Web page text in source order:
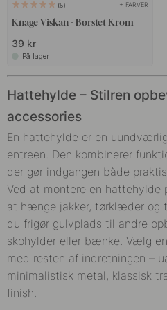
5 + FARVER
Knage Viskan - Børstet Krom
39 kr
På lager
Hattehylde – Stilren
accessories
En hattehylde er en
entreen. Den kombinerer
der gør indgangen både
Ved at montere en
at hænge jakker, tørklæder og
du frigør gulvplads til andre
skohylder eller bænke. Vælg
med resten af indretningen –
minimalistisk metal, klassisk
finish.